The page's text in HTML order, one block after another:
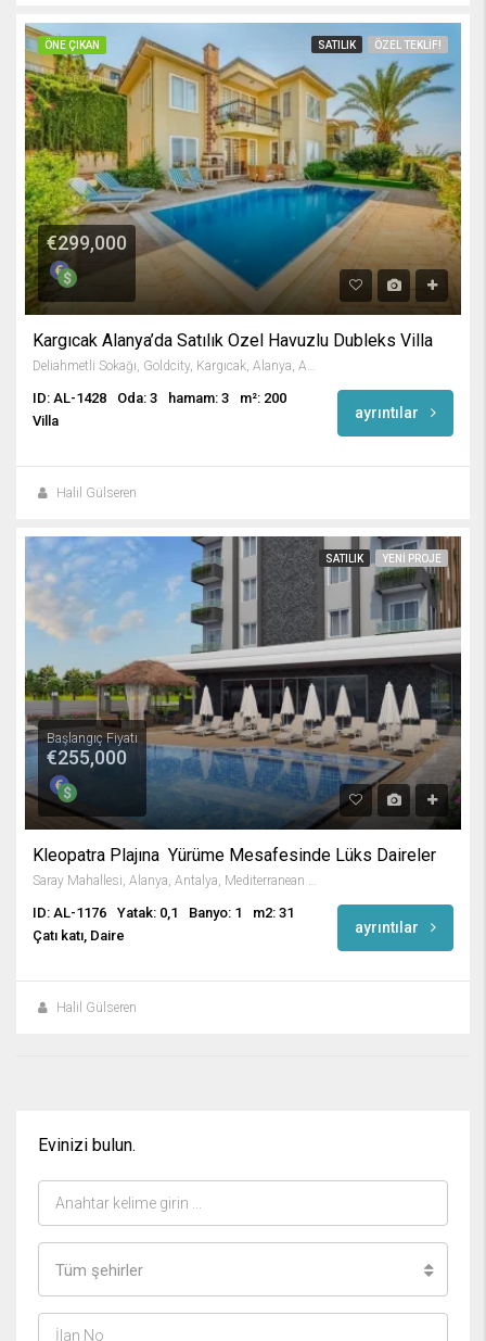
ÖNE ÇIKAN SATILIK ÖZEL TEKLIF!
€299,000
Kargıcak Alanya’da Satılık Özel Havuzlu Dubleks Villa
Deliahmetli Sokağı, Goldcity, Kargıcak, Alanya, Antalya, Akdeniz Bölgesi, 07440, Türkiye
ID: AL-1428 Oda: 3 hamam: 3
m²: 200
Villa
ayrıntılar
Halil Gülseren
SATILIK YENI PROJE
Başlangıç Fiyatı
€255,000
Kleopatra Plajına Yürüme Mesafesinde Lüks Daireler
ID: AL-1176 Yatak: 0,1 Banyo: 1
m2: 31
Çatı katı, Daire
ayrıntılar
Halil Gülseren
Evinizi bulun.
Tüm şehirler